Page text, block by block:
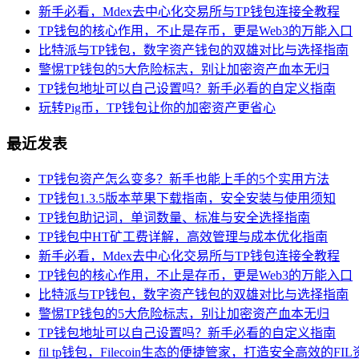
新手必看，Mdex去中心化交易所与TP钱包连接全教程
TP钱包的核心作用，不止是存币，更是Web3的万能入口
比特派与TP钱包，数字资产钱包的双雄对比与选择指南
警惕TP钱包的5大危险标志，别让加密资产血本无归
TP钱包地址可以自己设置吗？新手必看的自定义指南
玩转Pig币，TP钱包让你的加密资产更省心
最近发表
TP钱包资产怎么变多？新手也能上手的5个实用方法
TP钱包1.3.5版本苹果下载指南，安全安装与使用须知
TP钱包助记词，单词数量、标准与安全选择指南
TP钱包中HT矿工费详解，高效管理与成本优化指南
新手必看，Mdex去中心化交易所与TP钱包连接全教程
TP钱包的核心作用，不止是存币，更是Web3的万能入口
比特派与TP钱包，数字资产钱包的双雄对比与选择指南
警惕TP钱包的5大危险标志，别让加密资产血本无归
TP钱包地址可以自己设置吗？新手必看的自定义指南
fil tp钱包，Filecoin生态的便捷管家，打造安全高效的FIL